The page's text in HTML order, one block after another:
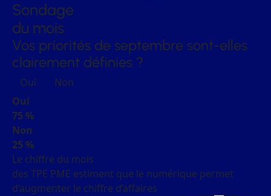
Sondage
du mois
Vos priorités de septembre sont-elles
clairement définies ?
Oui
Non
Oui
75 %
Non
25 %
Le chiffre du mois
des TPE PME estiment que le numérique permet
d’augmenter le chiffre d’affaires